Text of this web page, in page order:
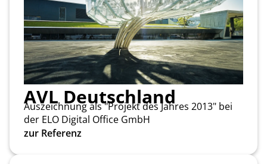
AVL Deutschland
Auszeichnung als "Projekt des Jahres 2013" bei
der ELO Digital Office GmbH
zur Referenz